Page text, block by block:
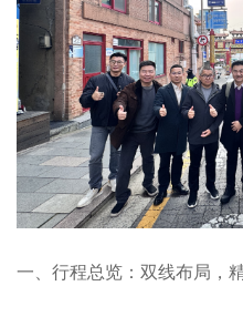
一、行程总览：双线布局，